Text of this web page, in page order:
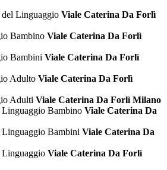
Linguaggio Viale Caterina Da Forlì
Bambino Viale Caterina Da Forlì
Bambini Viale Caterina Da Forlì
Adulto Viale Caterina Da Forlì
Adulti Viale Caterina Da Forlì Milano
Bambino Viale Caterina Da
Bambini Viale Caterina Da
Viale Caterina Da Forlì